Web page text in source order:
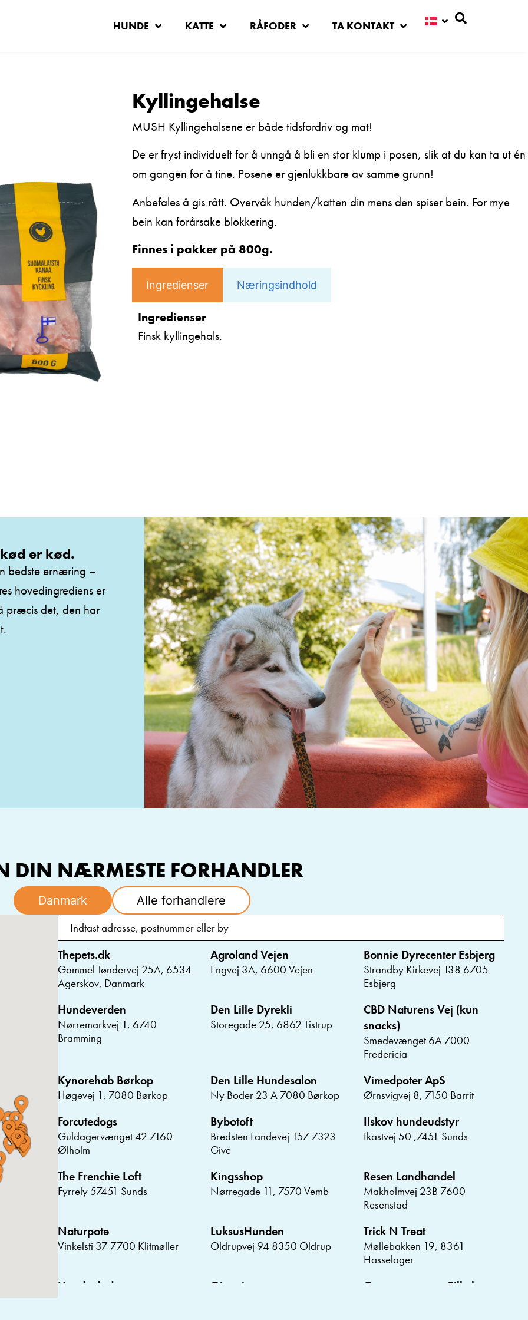
HUNDE KATTE RÅFODER TA KONTAKT
Kyllingehalse
MUSH Kyllingehalsene er både tidsfordriv og mat!
De er fryst individuelt for å unngå å bli en stor klump i posen, slik at du kan ta ut én
om gangen for å tine. Posene er gjenlukkbare av samme grunn!
Anbefales å gis rått. Overvåk hunden/katten din mens den spiser bein. For mye
bein kan forårsake blokkering.
Finnes i pakker på 800g.
Ingredienser Næringsindhold
Ingredienser
Finsk kyllingehals.
er kød.
bedste ernæring –
hovedingrediens er
præcis det, den har
DIN NÆRMESTE FORHANDLER
Danmark Alle forhandlere
Thepets.dk
Gammel Tøndervej 25A, 6534
Agerskov, Danmark
Agroland Vejen
Engvej 3A, 6600 Vejen
Bonnie Dyrecenter Esbjerg
Strandby Kirkevej 138 6705
Esbjerg
Hundeverden
Nørremarkvej 1, 6740
Bramming
Den Lille Dyrekli
Storegade 25, 6862 Tistrup
CBD Naturens Vej (kun
snacks)
Smedevænget 6A 7000
Fredericia
Kynorehab Børkop
Høgevej 1, 7080 Børkop
Den Lille Hundesalon
Ny Boder 23 A 7080 Børkop
Vimedpoter ApS
Ørnsvigvej 8, 7150 Barrit
Forcutedogs
Guldagervænget 42 7160
Ølholm
Bybotoft
Bredsten Landevej 157 7323
Give
Ilskov hundeudstyr
Ikastvej 50 ,7451 Sunds
The Frenchie Loft
Fyrrely 57451 Sunds
Kingsshop
Nørregade 11, 7570 Vemb
Resen Landhandel
Makholmvej 23B 7600
Resenstad
Naturpote
Vinkelsti 37 7700 Klitmøller
LuksusHunden
Oldrupvej 94 8350 Oldrup
Trick N Treat
Møllebakken 19, 8361
Hasselager
Hundeglad
Bavne Alle 2C 8370 Hadsten
Qimmiq Grovvarecentret Silkeborg